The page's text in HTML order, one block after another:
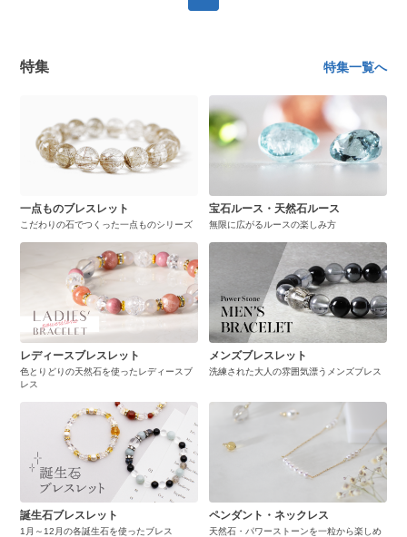
特集 特集一覧へ
一点ものブレスレット
こだわりの石でつくった一点ものシリーズ
宝石ルース・天然石ルース
無限に広がるルースの楽しみ方
レディースブレスレット
色とりどりの天然石を使ったレディースブ
レス
メンズブレスレット
洗練された大人の雰囲気漂うメンズブレス
誕生石ブレスレット
1月～12月の各誕生石を使ったブレス
ペンダント・ネックレス
天然石・パワーストーンを一粒から楽しめ